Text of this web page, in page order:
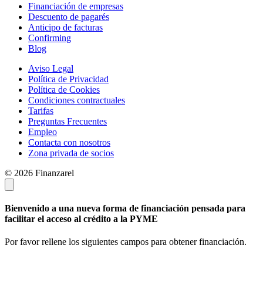
Financiación de empresas
Descuento de pagarés
Anticipo de facturas
Confirming
Blog
Aviso Legal
Política de Privacidad
Política de Cookies
Condiciones contractuales
Tarifas
Preguntas Frecuentes
Empleo
Contacta con nosotros
Zona privada de socios
© 2026 Finanzarel
Bienvenido a una nueva forma de financiación pensada para
facilitar el acceso al crédito a la PYME
Por favor rellene los siguientes campos para obtener financiación.